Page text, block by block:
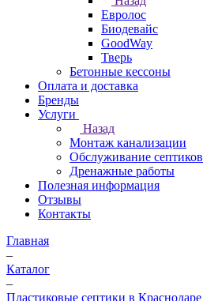
Евролос
Биодевайс
GoodWay
Тверь
Бетонные кессоны
Оплата и доставка
Бренды
Услуги
Назад
Монтаж канализации
Обслуживание септиков
Дренажные работы
Полезная информация
Отзывы
Контакты
Главная
–
Каталог
–
Пластиковые септики в Краснодаре